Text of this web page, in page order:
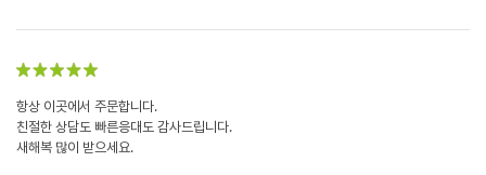
항상 이곳에서 주문합니다.
친절한 상담도 빠른응대도 감사드립니다.
새해복 많이 받으세요.